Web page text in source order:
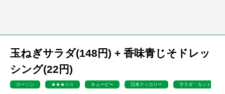
玉ねぎサラダ(148円) + 香味青じそドレッ
シング(22円)
ローソン ★★★☆☆ キューピー 日本クッカリー サラダ・カット